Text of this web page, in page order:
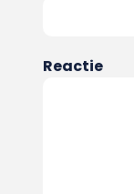
Reactie